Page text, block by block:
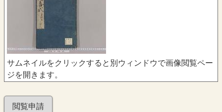
サムネイルをクリックすると別ウィンドウで画像閲覧ペー
ジを開きます。
閲覧申請